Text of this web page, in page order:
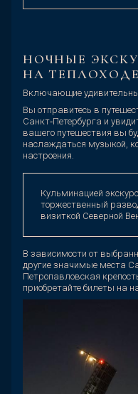
НОЧНЫЕ
НА ТЕПЛОХОДЕ
Включающие
Вы отправитесь в
Санкт‑Петербурга и
вашего путешествия вы
наслаждаться музыкой,
настроения.
Кульминацией
торжественный
визиткой Северной
В зависимости от
другие значимые места
Петропавловская
приобретайте билеты на